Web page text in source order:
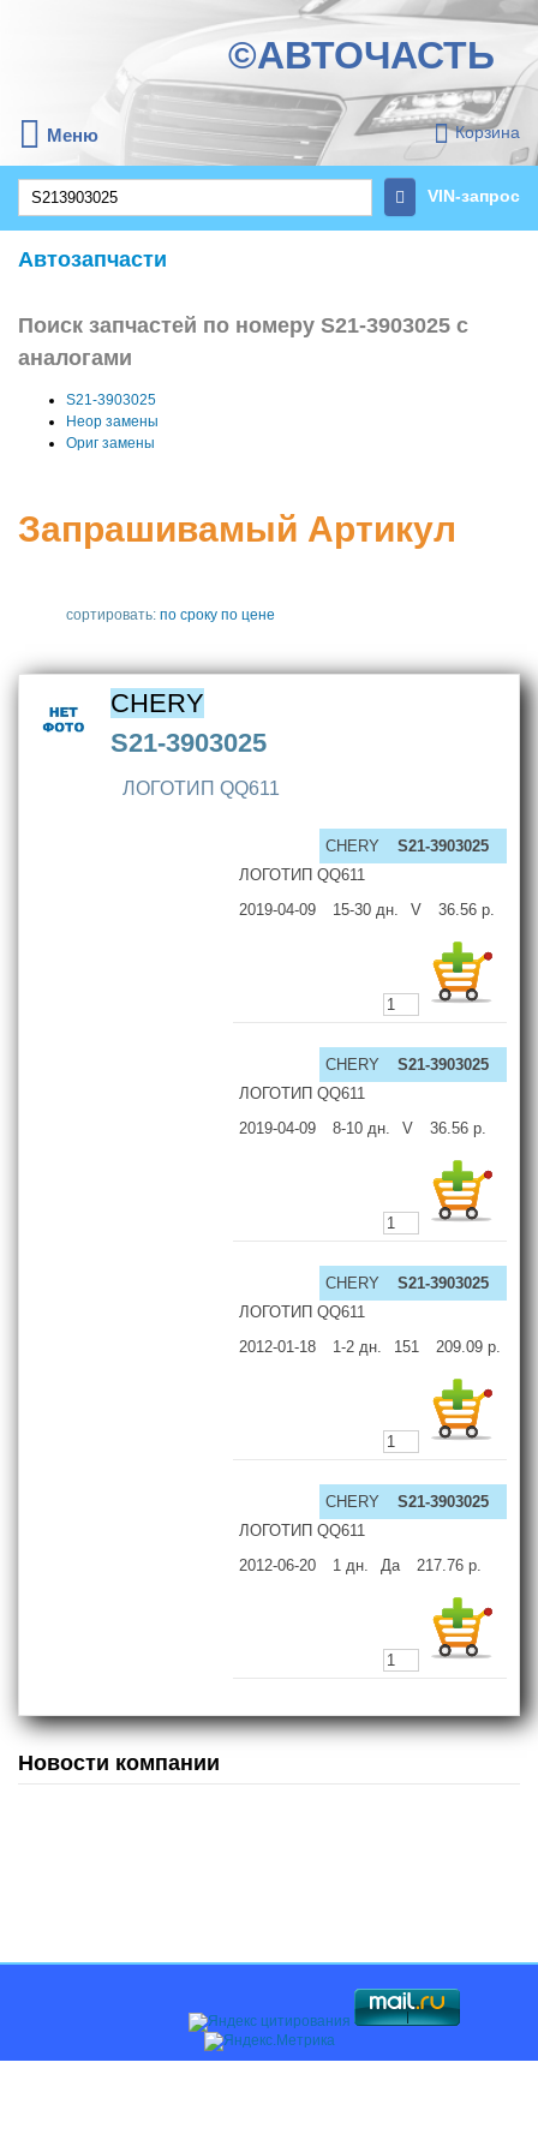
©АВТОЧАСТЬ
Меню Корзина
VIN-запрос
Автозапчасти
Поиск запчастей по номеру S21-3903025 с
аналогами
S21-3903025
Неор замены
Ориг замены
Запрашивамый Артикул
сортировать: по сроку по цене
CHERY
S21-3903025
ЛОГОТИП QQ611
CHERY
S21-3903025
ЛОГОТИП QQ611
2019-04-09
15-30 дн. V 36.56 р.
CHERY
S21-3903025
ЛОГОТИП QQ611
2019-04-09
8-10 дн. V 36.56 р.
CHERY
S21-3903025
ЛОГОТИП QQ611
2012-01-18
1-2 дн. 151 209.09 р.
CHERY
S21-3903025
ЛОГОТИП QQ611
2012-06-20
1 дн. Да 217.76 р.
Новости компании